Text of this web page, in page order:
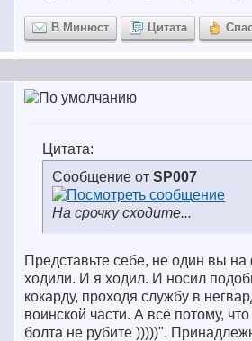
В Минюст Цитата
Цитата:
Сообщение от SP007
На срочку сходите...
Представьте себе, не один вы
ходили. И я ходил. И носил
кокарду, проходя службу в
воинской части. А всё потому,
болта не рубите )))))".